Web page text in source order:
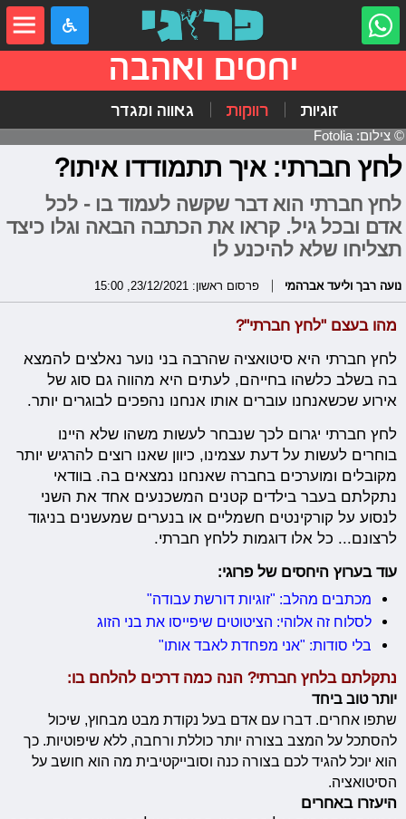
יחסים ואהבה
זוגיות רווקות גאווה ומגדר
© צילום: Fotolia
לחץ חברתי: איך תתמודדו איתו?
לחץ חברתי הוא דבר שקשה לעמוד בו - לכל
אדם ובכל גיל. קראו את הכתבה הבאה וגלו כיצד
תצליחו שלא להיכנע לו
נועה רבך וליעד אברהמי פרסום ראשון: 23/12/2021, 15:00
מהו בעצם "לחץ חברתי"?
לחץ חברתי היא סיטואציה שהרבה בני נוער נאלצים להמצא
בה בשלב כלשהו בחייהם, לעתים היא מהווה גם סוג של
אירוע שכשאנחנו עוברים אותו אנחנו נהפכים לבוגרים יותר.
לחץ חברתי יגרום לכך שנבחר לעשות משהו שלא היינו
בוחרים לעשות על דעת עצמינו, כיוון שאנו רוצים להרגיש יותר
מקובלים ומוערכים בחברה שאנחנו נמצאים בה. בוודאי
נתקלתם בעבר בילדים קטנים המשכנעים אחד את השני
לנסוע על קורקינטים חשמליים או בנערים שמעשנים בניגוד
לרצונם... כל אלו דוגמות ללחץ חברתי.
עוד בערוץ היחסים של פרוגי:
מכתבים מהלב: "זוגיות דורשת עבודה"
לסלוח זה אלוהי: הציטוטים שיפייסו את בני הזוג
בלי סודות: "אני מפחדת לאבד אותו"
נתקלתם בלחץ חברתי? הנה כמה דרכים להלחם בו:
יותר טוב ביחד
שתפו אחרים. דברו עם אדם בעל נקודת מבט מבחוץ, שיכול
להסתכל על המצב בצורה יותר כוללת ורחבה, ללא שיפוטיות. כך
הוא יוכל להגיד לכם בצורה כנה וסובייקטיבית מה הוא חושב על
הסיטואציה.
היעזרו באחרים